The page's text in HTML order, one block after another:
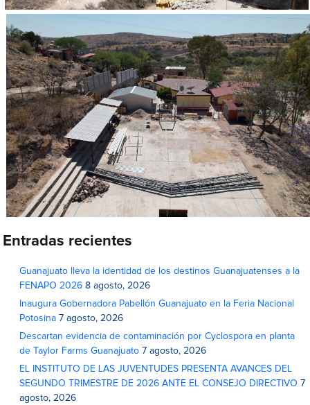
Entradas recientes
Guanajuato lleva la identidad de los destinos Guanajuatenses a la
FENAPO 2026 8 agosto, 2026
Inaugura Gobernadora Pabellón Guanajuato en la Feria Nacional
Potosina 7 agosto, 2026
Descartan evidencia de contaminación por Cyclospora en planta
de Taylor Farms Guanajuato 7 agosto, 2026
EL INSTITUTO DE LAS JUVENTUDES PRESENTA AVANCES DEL
SEGUNDO TRIMESTRE DE 2026 ANTE EL CONSEJO DIRECTIVO 7
agosto, 2026